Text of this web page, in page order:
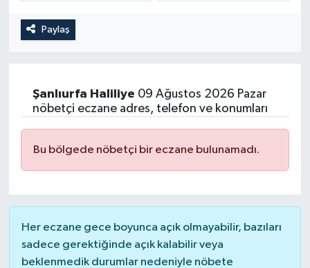
Paylaş
Şanlıurfa Haliliye 09 Ağustos 2026 Pazar
nöbetçi eczane adres, telefon ve konumları
Bu bölgede nöbetçi bir eczane bulunamadı.
Her eczane gece boyunca açık olmayabilir, bazıları
sadece gerektiğinde açık kalabilir veya
beklenmedik durumlar nedeniyle nöbete
Eğitim
Genel
Hava Durumu
İlan
Kültür Sanat
Haber Arşivi